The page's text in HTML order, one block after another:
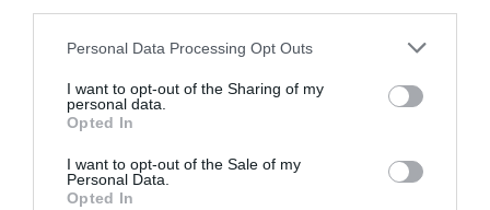
Personal Data Processing Opt Outs
I want to opt-out of the Sharing of my
personal data.
Opted In
I want to opt-out of the Sale of my
Personal Data.
Opted In